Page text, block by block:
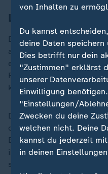
Lorbeeren welken
Bei der Heim-EM 2024
als Torschützen zum
einen Traumstart hin. Sie
Fähigkeiten:
kindlicher Begeisterung
Doch zwei Jahre sind im
das Talent immer wieder
Beweis zu stellen, ist
ihrem hohen Niveau
schnell.
von Inhalten zu
Du kannst
deine Daten
Dies betrifft nur dein
"Zustimmen" erklärst
unserer
Einwilligung
"Einstellungen/
Zwecken du deine
welchen nicht. Deine
kannst du jederzeit
in deinen